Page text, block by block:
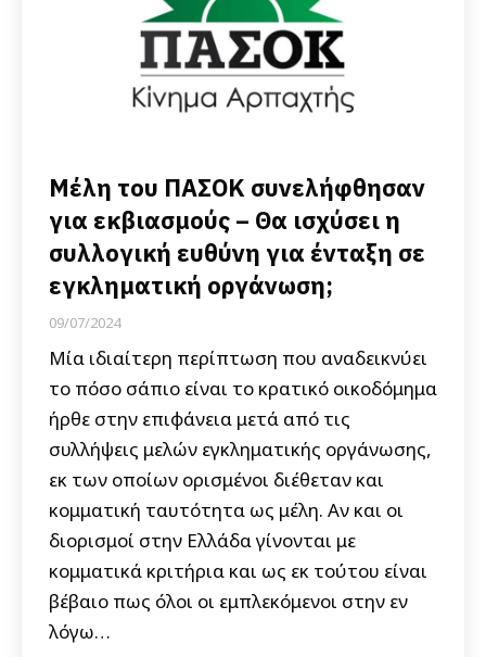
Μέλη του ΠΑΣΟΚ συνελήφθησαν
για εκβιασμούς – Θα ισχύσει η
συλλογική ευθύνη για ένταξη σε
εγκληματική οργάνωση;
09/07/2024
Μία ιδιαίτερη περίπτωση που αναδεικνύει
το πόσο σάπιο είναι το κρατικό οικοδόμημα
ήρθε στην επιφάνεια μετά από τις
συλλήψεις μελών εγκληματικής οργάνωσης,
εκ των οποίων ορισμένοι διέθεταν και
κομματική ταυτότητα ως μέλη. Αν και οι
διορισμοί στην Ελλάδα γίνονται με
κομματικά κριτήρια και ως εκ τούτου είναι
βέβαιο πως όλοι οι εμπλεκόμενοι στην εν
λόγω…